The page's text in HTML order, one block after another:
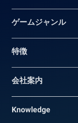
ゲームジャンル
特徴
会社案内
Knowledge